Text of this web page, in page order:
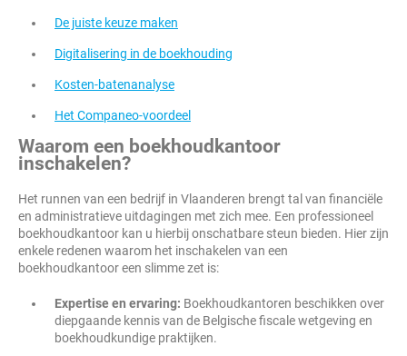
De juiste keuze maken
Digitalisering in de boekhouding
Kosten-batenanalyse
Het Companeo-voordeel
Waarom een boekhoudkantoor
inschakelen?
Het runnen van een bedrijf in Vlaanderen brengt tal van financiële
en administratieve uitdagingen met zich mee. Een professioneel
boekhoudkantoor kan u hierbij onschatbare steun bieden. Hier zijn
enkele redenen waarom het inschakelen van een
boekhoudkantoor een slimme zet is:
Expertise en ervaring: Boekhoudkantoren beschikken over
diepgaande kennis van de Belgische fiscale wetgeving en
boekhoudkundige praktijken.